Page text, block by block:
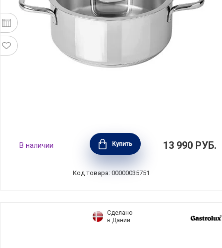
Кастрюля COMFORT GLASS 2,6 л, диаметр 20
см, нержавеющая сталь, Silampos,
Португалия, 632122WR1020100
В наличии Купить 13 990 РУБ.
Код товара: 00000035751
Сделано
в Дании